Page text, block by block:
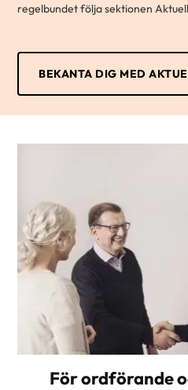
regelbundet följa sektionen
BEKANTA DIG MED
För ordförande